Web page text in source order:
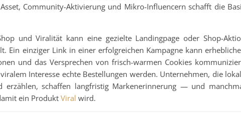
Community-Aktivierung und Mikro-Influencern schafft die
und Viralität kann eine gezielte Landingpage oder Shop-
Ein einziger Link in einer erfolgreichen Kampagne kann
und das Versprechen von frisch-warmen Cookies
Interesse echte Bestellungen werden. Unternehmen, die
erzählen, schaffen langfristig Markenerinnerung — und
ein Produkt Viral wird.